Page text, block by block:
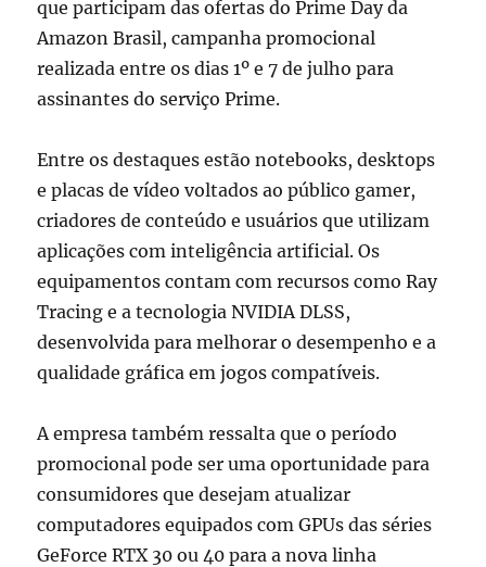
que participam das ofertas do Prime Day da
Amazon Brasil, campanha promocional
realizada entre os dias 1º e 7 de julho para
assinantes do serviço Prime.
Entre os destaques estão notebooks, desktops
e placas de vídeo voltados ao público gamer,
criadores de conteúdo e usuários que utilizam
aplicações com inteligência artificial. Os
equipamentos contam com recursos como Ray
Tracing e a tecnologia NVIDIA DLSS,
desenvolvida para melhorar o desempenho e a
qualidade gráfica em jogos compatíveis.
A empresa também ressalta que o período
promocional pode ser uma oportunidade para
consumidores que desejam atualizar
computadores equipados com GPUs das séries
GeForce RTX 30 ou 40 para a nova linha